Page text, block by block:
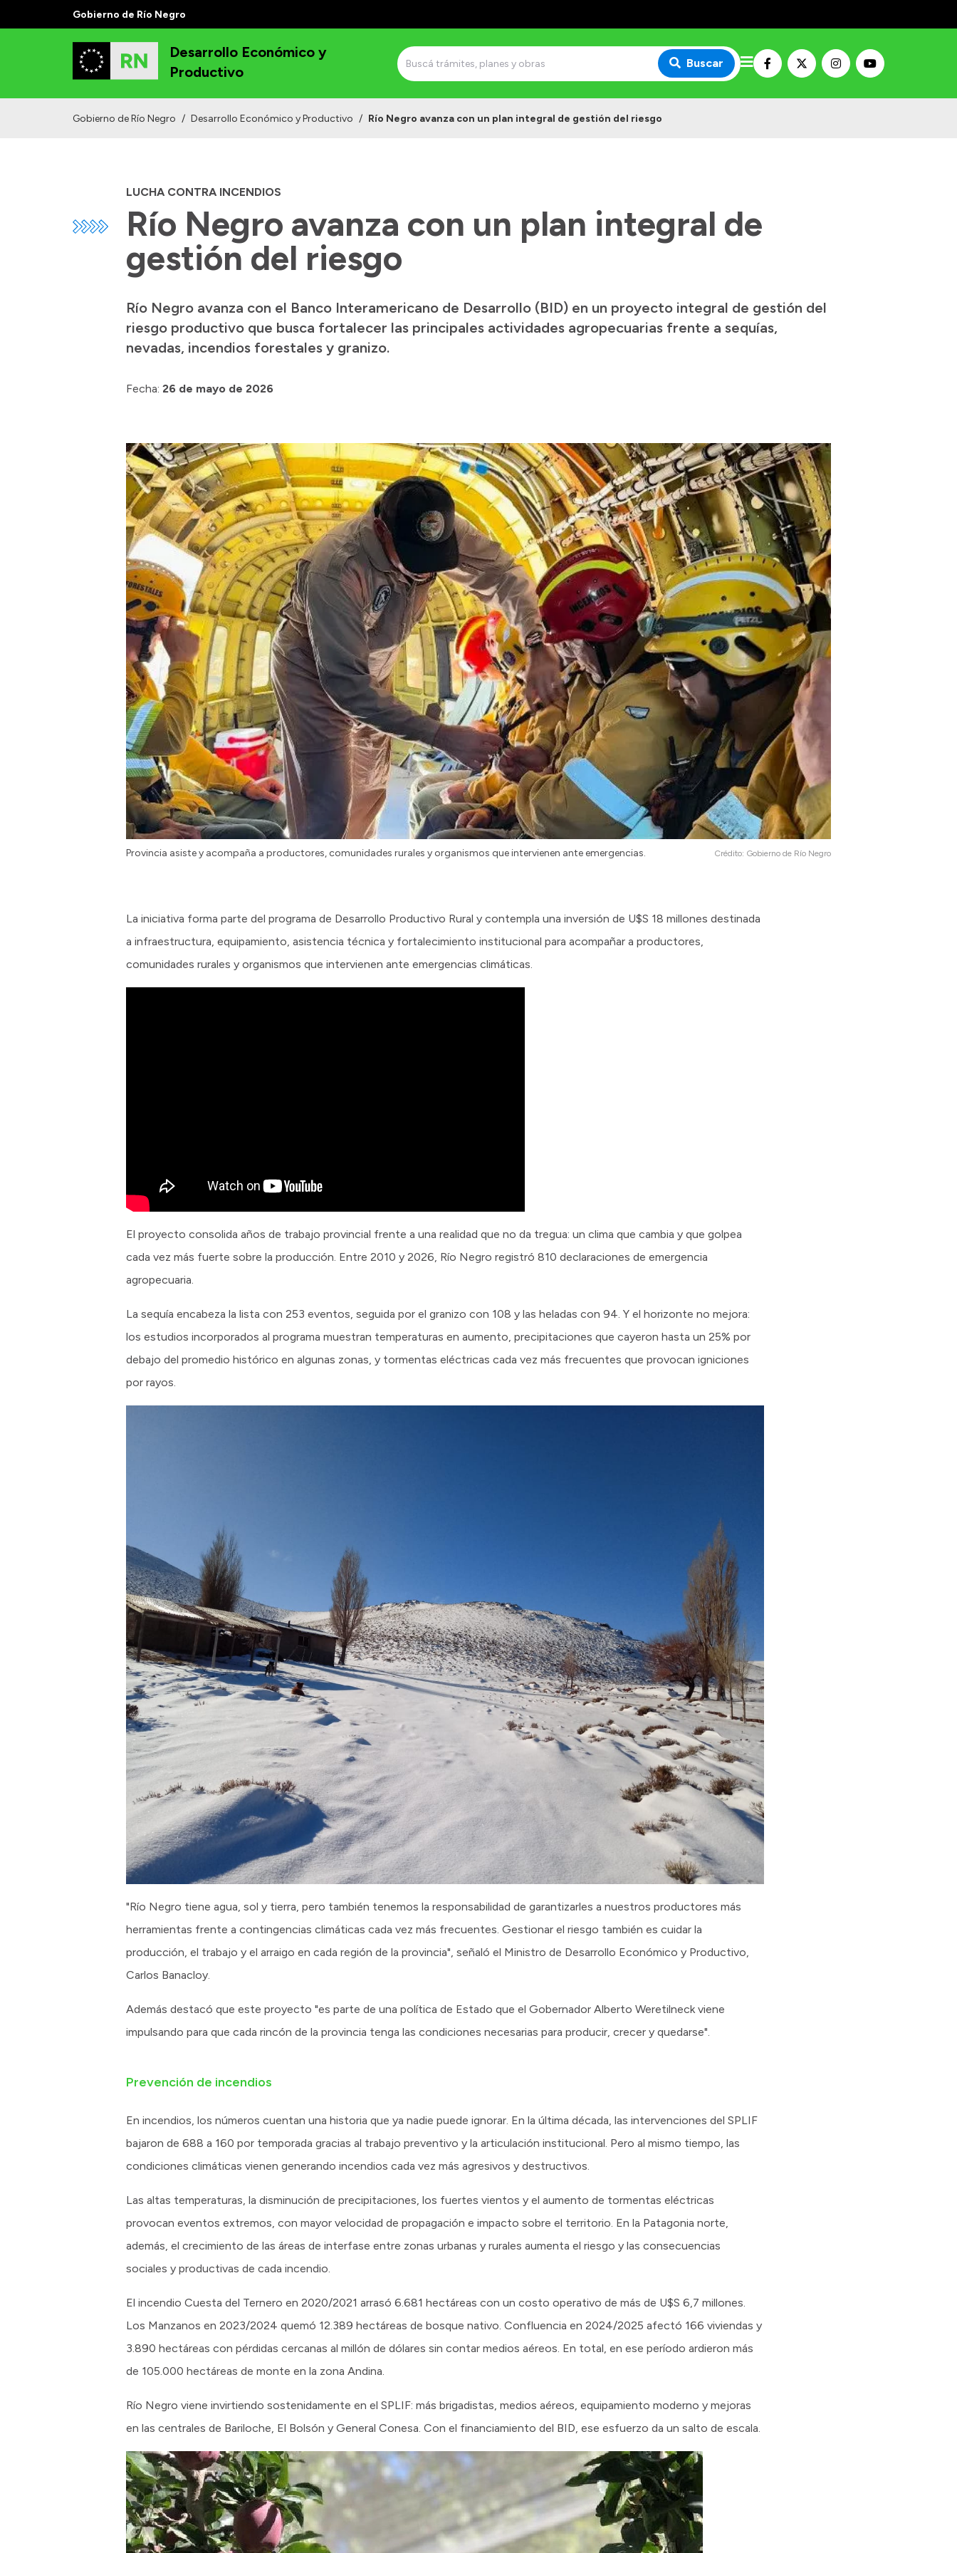
Gobierno de Río Negro
Desarrollo Económico y
Productivo
Buscar
Gobierno de Río Negro / Desarrollo Económico y Productivo / Río Negro avanza con un plan integral de gestión del riesgo
LUCHA CONTRA INCENDIOS
Río Negro avanza con un plan integral de
gestión del riesgo
Río Negro avanza con el Banco Interamericano de Desarrollo (BID) en un proyecto integral de gestión del
riesgo productivo que busca fortalecer las principales actividades agropecuarias frente a sequías,
nevadas, incendios forestales y granizo.
Fecha: 26 de mayo de 2026
Provincia asiste y acompaña a productores, comunidades rurales y organismos que intervienen ante emergencias. Crédito: Gobierno de Río Negro
La iniciativa forma parte del programa de Desarrollo Productivo Rural y contempla una inversión de U$S 18 millones destinada
a infraestructura, equipamiento, asistencia técnica y fortalecimiento institucional para acompañar a productores,
comunidades rurales y organismos que intervienen ante emergencias climáticas.
El proyecto consolida años de trabajo provincial frente a una realidad que no da tregua: un clima que cambia y que golpea
cada vez más fuerte sobre la producción. Entre 2010 y 2026, Río Negro registró 810 declaraciones de emergencia
agropecuaria.
La sequía encabeza la lista con 253 eventos, seguida por el granizo con 108 y las heladas con 94. Y el horizonte no mejora:
los estudios incorporados al programa muestran temperaturas en aumento, precipitaciones que cayeron hasta un 25% por
debajo del promedio histórico en algunas zonas, y tormentas eléctricas cada vez más frecuentes que provocan igniciones
por rayos.
"Río Negro tiene agua, sol y tierra, pero también tenemos la responsabilidad de garantizarles a nuestros productores más
herramientas frente a contingencias climáticas cada vez más frecuentes. Gestionar el riesgo también es cuidar la
producción, el trabajo y el arraigo en cada región de la provincia", señaló el Ministro de Desarrollo Económico y Productivo,
Carlos Banacloy.
Además destacó que este proyecto "es parte de una política de Estado que el Gobernador Alberto Weretilneck viene
impulsando para que cada rincón de la provincia tenga las condiciones necesarias para producir, crecer y quedarse".
Prevención de incendios
En incendios, los números cuentan una historia que ya nadie puede ignorar. En la última década, las intervenciones del SPLIF
bajaron de 688 a 160 por temporada gracias al trabajo preventivo y la articulación institucional. Pero al mismo tiempo, las
condiciones climáticas vienen generando incendios cada vez más agresivos y destructivos.
Las altas temperaturas, la disminución de precipitaciones, los fuertes vientos y el aumento de tormentas eléctricas
provocan eventos extremos, con mayor velocidad de propagación e impacto sobre el territorio. En la Patagonia norte,
además, el crecimiento de las áreas de interfase entre zonas urbanas y rurales aumenta el riesgo y las consecuencias
sociales y productivas de cada incendio.
El incendio Cuesta del Ternero en 2020/2021 arrasó 6.681 hectáreas con un costo operativo de más de U$S 6,7 millones.
Los Manzanos en 2023/2024 quemó 12.389 hectáreas de bosque nativo. Confluencia en 2024/2025 afectó 166 viviendas y
3.890 hectáreas con pérdidas cercanas al millón de dólares sin contar medios aéreos. En total, en ese período ardieron más
de 105.000 hectáreas de monte en la zona Andina.
Río Negro viene invirtiendo sostenidamente en el SPLIF: más brigadistas, medios aéreos, equipamiento moderno y mejoras
en las centrales de Bariloche, El Bolsón y General Conesa. Con el financiamiento del BID, ese esfuerzo da un salto de escala.